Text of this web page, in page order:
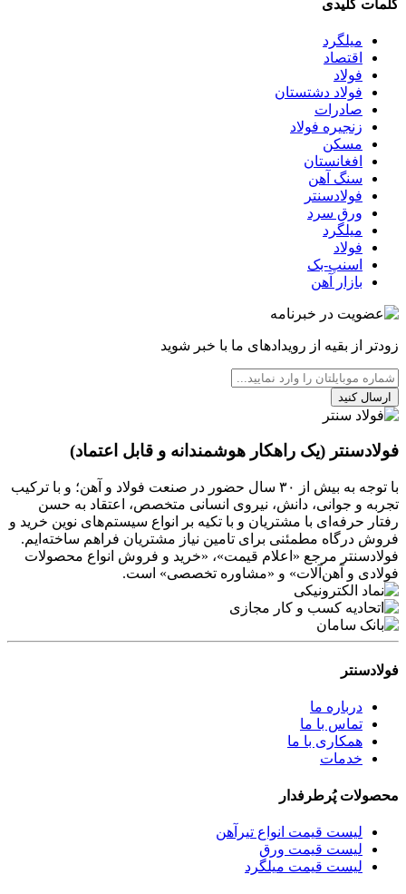
کلمات کلیدی
میلگرد
اقتصاد
فولاد
فولاد دشتستان
صادرات
زنجیره فولاد
مسکن
افغانستان
سنگ آهن
فولادسنتر
ورق سرد
میلگرد
فولاد
اسنپ-بک
بازار آهن
زودتر از بقیه از رویدادهای ما با خبر شوید
ارسال کنید
فولادسنتر (یک راهکار هوشمندانه و قابل اعتماد)
با توجه به بیش از ۳۰ سال حضور در صنعت فولاد و آهن؛ و با ترکیب
تجربه و جوانی، دانش، نیروی انسانی متخصص، اعتقاد به حسن
رفتار حرفه‌ای با مشتریان و با تکیه بر انواع سیستم‌های نوین خرید و
فروش درگاه مطمئنی برای تامین نیاز مشتریان فراهم ساخته‌ایم.
فولادسنتر مرجع «اعلام قیمت»، «خرید و فروش انواع محصولات
فولادی و آهن‌آلات» و «مشاوره تخصصی» است.
فولادسنتر
درباره ما
تماس با ما
همکاری با ما
خدمات
محصولات پُرطرفدار
لیست قیمت انواع تیرآهن
لیست قیمت ورق
لیست قیمت میلگرد